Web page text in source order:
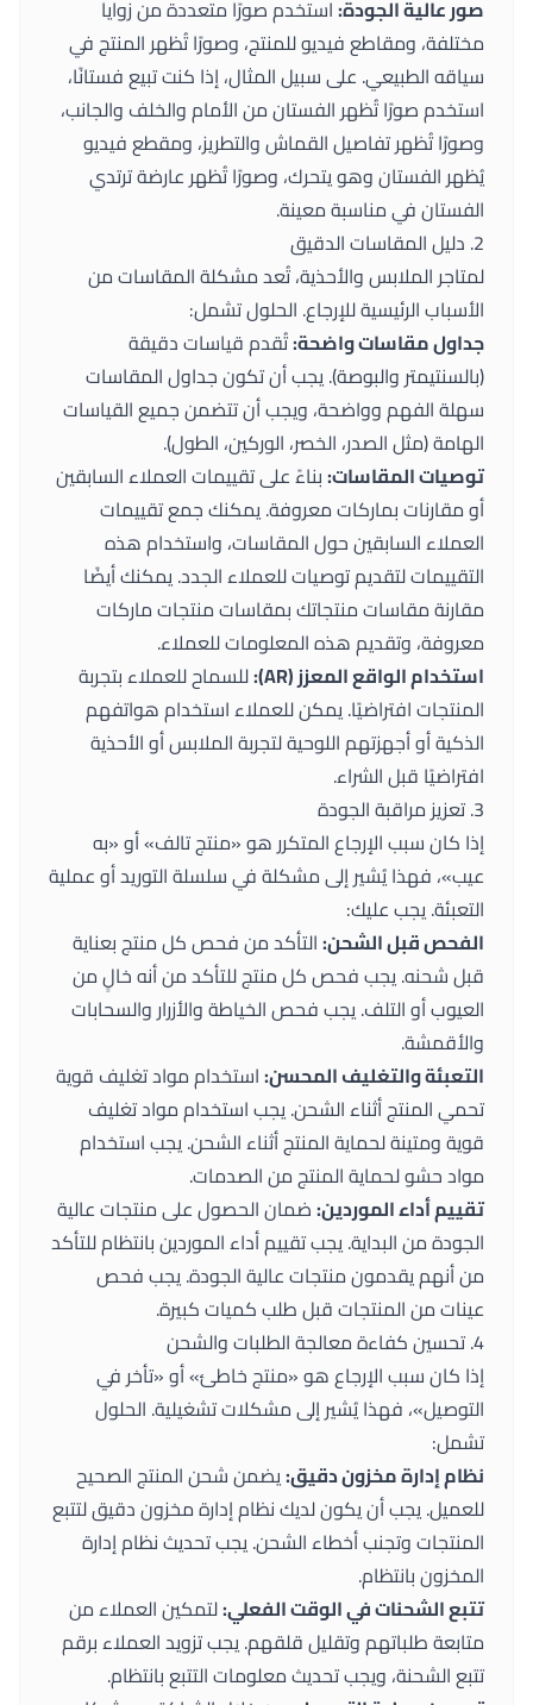
صور عالية الجودة:استخدم صورًا متعددة من زوايا
مختلفة، ومقاطع فيديو للمنتج، وصورًا تُظهر المنتج في
سياقه الطبيعي. على سبيل المثال، إذا كنت تبيع فستانًا،
استخدم صورًا تُظهر الفستان من الأمام والخلف والجانب،
وصورًا تُظهر تفاصيل القماش والتطريز، ومقطع فيديو
يُظهر الفستان وهو يتحرك، وصورًا تُظهر عارضة ترتدي
الفستان في مناسبة معينة.
2. دليل المقاسات الدقيق
لمتاجر الملابس والأحذية، تُعد مشكلة المقاسات من
الأسباب الرئيسية للإرجاع. الحلول تشمل:
جداول مقاسات واضحة:تُقدم قياسات دقيقة
(بالسنتيمتر والبوصة). يجب أن تكون جداول المقاسات
سهلة الفهم وواضحة، ويجب أن تتضمن جميع القياسات
الهامة (مثل الصدر، الخصر، الوركين، الطول).
توصيات المقاسات:بناءً على تقييمات العملاء السابقين
أو مقارنات بماركات معروفة. يمكنك جمع تقييمات
العملاء السابقين حول المقاسات، واستخدام هذه
التقييمات لتقديم توصيات للعملاء الجدد. يمكنك أيضًا
مقارنة مقاسات منتجاتك بمقاسات منتجات ماركات
معروفة، وتقديم هذه المعلومات للعملاء.
استخدام الواقع المعزز (AR):
للسماح للعملاء بتجربة
المنتجات افتراضيًا. يمكن للعملاء استخدام هواتفهم
الذكية أو أجهزتهم اللوحية لتجربة الملابس أو الأحذية
افتراضيًا قبل الشراء.
3. تعزيز مراقبة الجودة
إذا كان سبب الإرجاع المتكرر هو «منتج تالف» أو «به
عيب»، فهذا يُشير إلى مشكلة في سلسلة التوريد أو عملية
التعبئة. يجب عليك:
الفحص قبل الشحن:التأكد من فحص كل منتج بعناية
قبل شحنه. يجب فحص كل منتج للتأكد من أنه خالٍ من
العيوب أو التلف. يجب فحص الخياطة والأزرار والسحابات
والأقمشة.
التعبئة والتغليف المحسن:استخدام مواد تغليف قوية
تحمي المنتج أثناء الشحن. يجب استخدام مواد تغليف
قوية ومتينة لحماية المنتج أثناء الشحن. يجب استخدام
مواد حشو لحماية المنتج من الصدمات.
تقييم أداء الموردين:ضمان الحصول على منتجات عالية
الجودة من البداية. يجب تقييم أداء الموردين بانتظام للتأكد
من أنهم يقدمون منتجات عالية الجودة. يجب فحص
عينات من المنتجات قبل طلب كميات كبيرة.
4. تحسين كفاءة معالجة الطلبات والشحن
إذا كان سبب الإرجاع هو «منتج خاطئ» أو «تأخر في
التوصيل»، فهذا يُشير إلى مشكلات تشغيلية. الحلول
تشمل:
نظام إدارة مخزون دقيق:يضمن شحن المنتج الصحيح
للعميل. يجب أن يكون لديك نظام إدارة مخزون دقيق لتتبع
المنتجات وتجنب أخطاء الشحن. يجب تحديث نظام إدارة
المخزون بانتظام.
تتبع الشحنات في الوقت الفعلي:لتمكين العملاء من
متابعة طلباتهم وتقليل قلقهم. يجب تزويد العملاء برقم
تتبع الشحنة، ويجب تحديث معلومات التتبع بانتظام.